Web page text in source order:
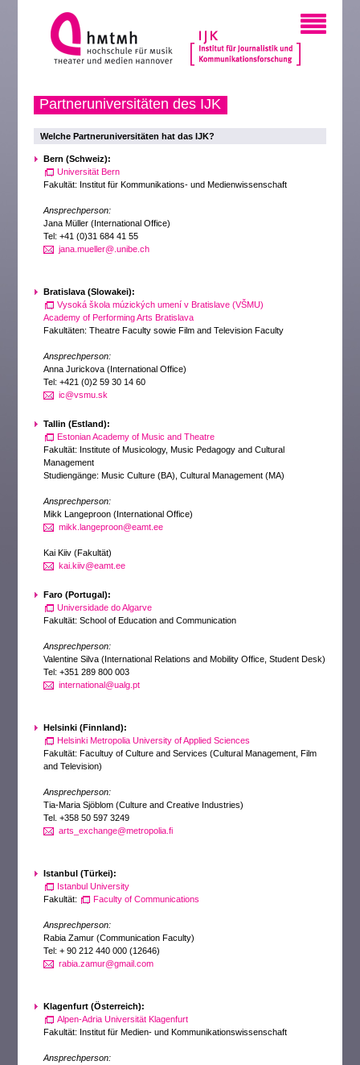
Partneruniversitäten des IJK
Welche Partneruniversitäten hat das IJK?
Bern (Schweiz):
Universität Bern
Fakultät: Institut für Kommunikations- und Medienwissenschaft
Ansprechperson:
Jana Müller (International Office)
Tel: +41 (0)31 684 41 55
jana.mueller@.unibe.ch
Bratislava (Slowakei):
Vysoká škola múzických umení v Bratislave (VŠMU)
Academy of Performing Arts Bratislava
Fakultäten: Theatre Faculty sowie Film and Television Faculty
Ansprechperson:
Anna Jurickova (International Office)
Tel: +421 (0)2 59 30 14 60
ic@vsmu.sk
Tallin (Estland):
Estonian Academy of Music and Theatre
Fakultät: Institute of Musicology, Music Pedagogy and Cultural
Management
Studiengänge: Music Culture (BA), Cultural Management (MA)
Ansprechperson:
Mikk Langeproon (International Office)
mikk.langeproon@eamt.ee
Kai Kiiv (Fakultät)
kai.kiiv@eamt.ee
Faro (Portugal):
Universidade do Algarve
Fakultät: School of Education and Communication
Ansprechperson:
Valentine Silva (International Relations and Mobility Office, Student Desk)
Tel: +351 289 800 003
international@ualg.pt
Helsinki (Finnland):
Helsinki Metropolia University of Applied Sciences
Fakultät: Facultuy of Culture and Services (Cultural Management, Film
and Television)
Ansprechperson:
Tia-Maria Sjöblom (Culture and Creative Industries)
Tel. +358 50 597 3249
arts_exchange@metropolia.fi
Istanbul (Türkei):
Istanbul University
Fakultät:
Faculty of Communications
Ansprechperson:
Rabia Zamur (Communication Faculty)
Tel: + 90 212 440 000 (12646)
rabia.zamur@gmail.com
Klagenfurt (Österreich):
Alpen-Adria Universität Klagenfurt
Fakultät: Institut für Medien- und Kommunikationswissenschaft
Ansprechperson: